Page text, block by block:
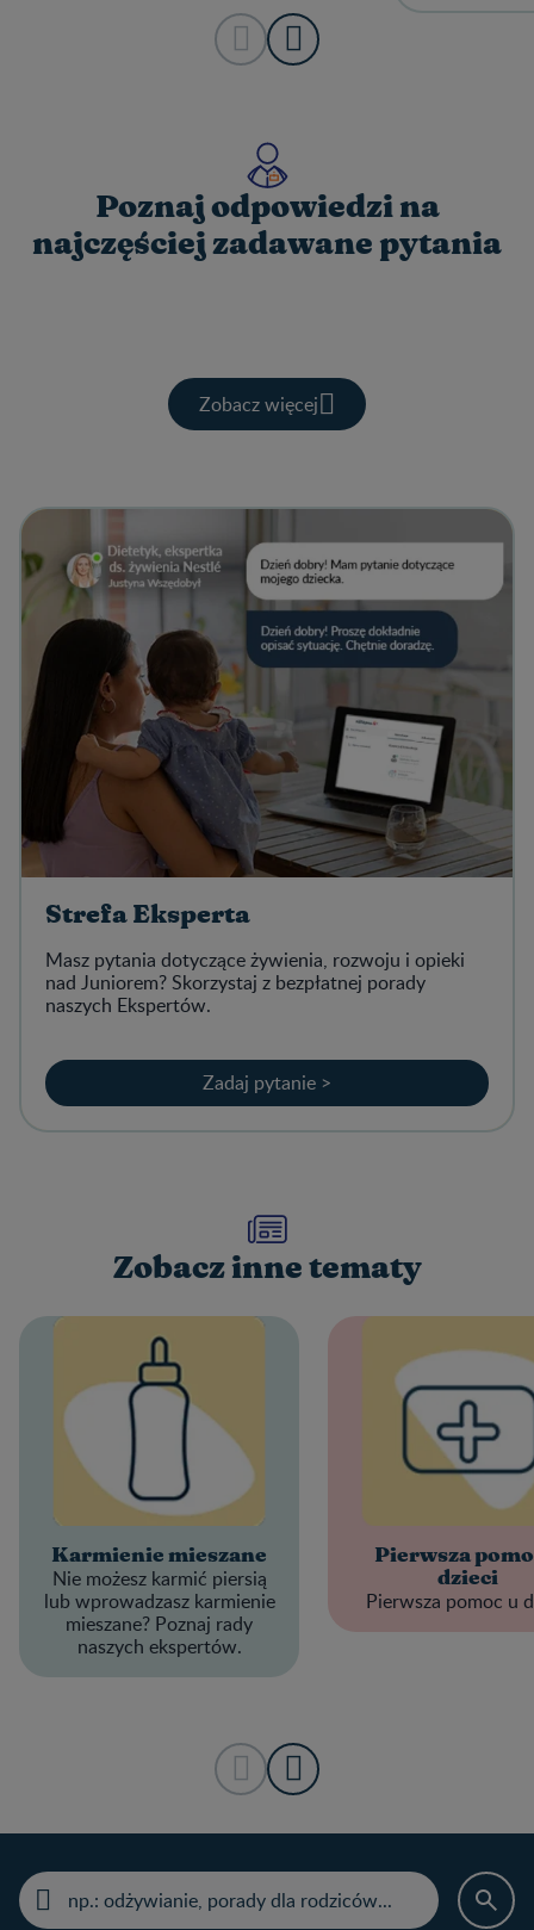
Poznaj odpowiedzi na
najczęściej zadawane pytania
Zobacz więcej
Strefa Eksperta
Masz pytania dotyczące żywienia, rozwoju i opieki
nad Juniorem? Skorzystaj z bezpłatnej porady
naszych Ekspertów.
Zadaj pytanie >
Zobacz inne tematy
Karmienie mieszane
Nie możesz karmić piersią
lub wprowadzasz karmienie
mieszane? Poznaj rady
naszych ekspertów.
Pierwsza
dzieci
Pierwsza pomoc u